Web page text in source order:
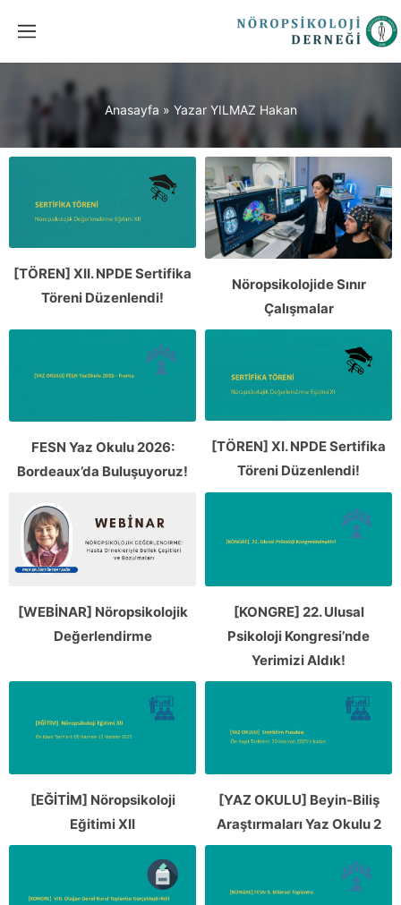
Anasayfa » Yazar YILMAZ Hakan
[TÖREN] XII. NPDE Sertifika
Töreni Düzenlendi!
Nöropsikolojide Sınır
Çalışmalar
FESN Yaz Okulu 2026:
Bordeaux’da Buluşuyoruz!
[TÖREN] XI. NPDE Sertifika
Töreni Düzenlendi!
[WEBİNAR] Nöropsikolojik
Değerlendirme
[KONGRE] 22. Ulusal
Psikoloji Kongresi’nde
Yerimizi Aldık!
[EĞİTİM] Nöropsikoloji
Eğitimi XII
[YAZ OKULU] Beyin-Biliş
Araştırmaları Yaz Okulu 2